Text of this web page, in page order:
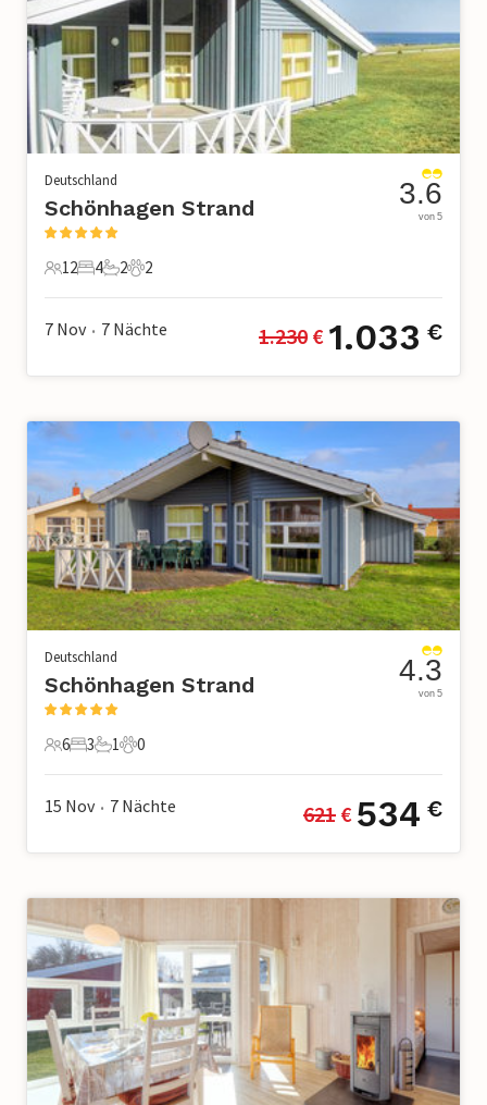
Deutschland
Schönhagen Strand
12 Gäste
12
4 Schlafzimmer
4
2 Badezimmer
2
2 Haustiere
2
3.6
von 5
7 Nov • 7 Nächte 1.230 € 1.033 €
Deutschland
Schönhagen Strand
6 Gäste
6
3 Schlafzimmer
3
1 Badezimmer
1
0 Haustiere
0
4.3
von 5
15 Nov • 7 Nächte 621 € 534 €